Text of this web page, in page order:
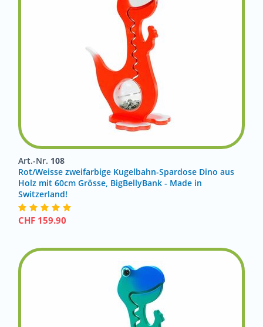
Art.-Nr. 108
Rot/Weisse zweifarbige Kugelbahn-Spardose Dino aus
Holz mit 60cm Grösse, BigBellyBank - Made in
Switzerland!
CHF 159.90